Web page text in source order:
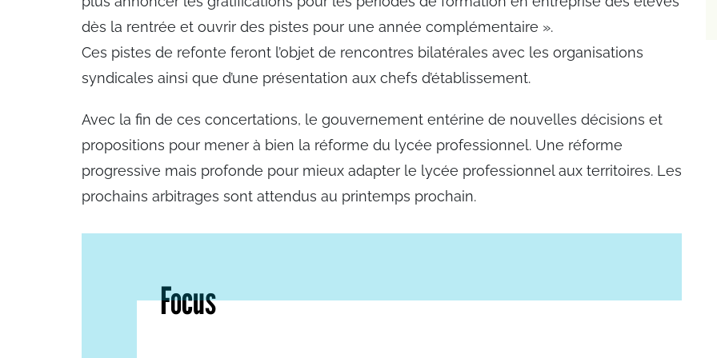
dès la rentrée et ouvrir des pistes pour une année complémentaire ».
Ces pistes de refonte feront l’objet de rencontres bilatérales avec les organisations
syndicales ainsi que d’une présentation aux chefs d’établissement.
Avec la fin de ces concertations, le gouvernement entérine de nouvelles décisions et
propositions pour mener à bien la réforme du lycée professionnel. Une réforme
progressive mais profonde pour mieux adapter le lycée professionnel aux territoires. Les
prochains arbitrages sont attendus au printemps prochain.
Focus